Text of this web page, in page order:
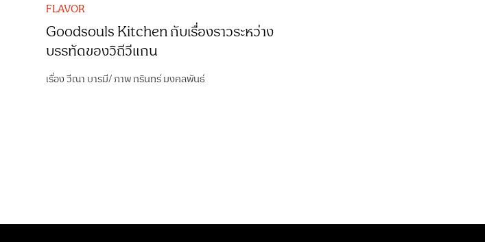
FLAVOR
Goodsouls Kitchen กับเรื่องราวระหว่าง
บรรทัดของวิถีวีแกน
เรื่องวีณา บารมี/ภาพกรินทร์ มงคลพันธ์